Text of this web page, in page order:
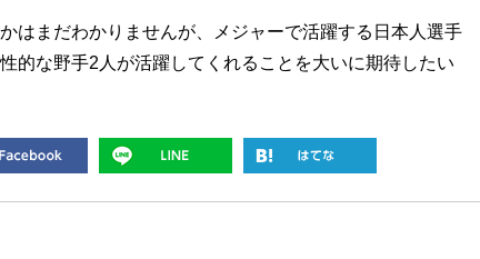
はまだわかりませんが、メジャーで活躍する日本人選手
的な野手2人が活躍してくれることを大いに期待したい